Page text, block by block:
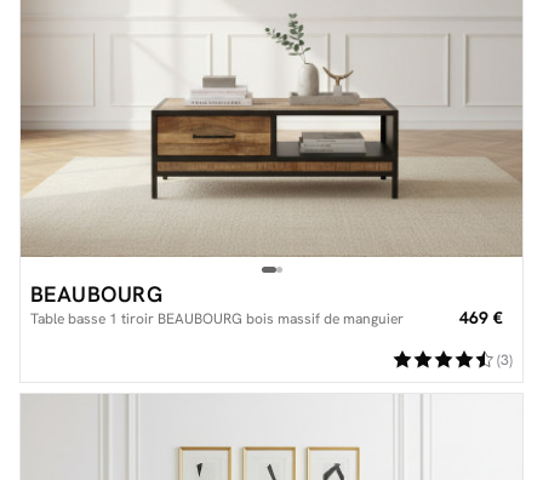
BEAUBOURG
Table basse 1 tiroir BEAUBOURG bois massif de manguier 469 €
(3)